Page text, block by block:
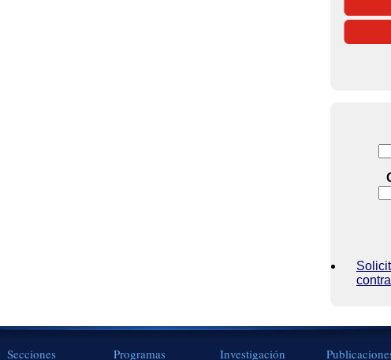
Secciones Programas Investigación